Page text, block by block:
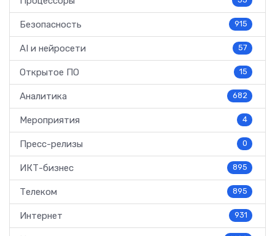
Безопасность 915
AI и нейросети 57
Открытое ПО 15
Аналитика 682
Мероприятия 4
Пресс-релизы 0
ИКТ-бизнес 895
Телеком 895
Интернет 931